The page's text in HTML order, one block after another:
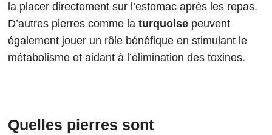
la placer directement sur l’estomac après les repas.
D’autres pierres comme la turquoise peuvent
également jouer un rôle bénéfique en stimulant le
métabolisme et aidant à l’élimination des toxines.
Quelles pierres sont